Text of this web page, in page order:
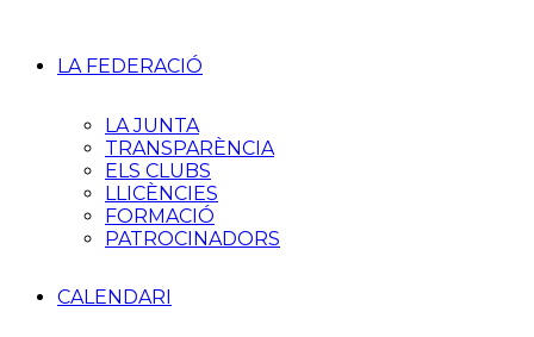
LA FEDERACIÓ
LA JUNTA
TRANSPARÈNCIA
ELS CLUBS
LLICÈNCIES
FORMACIÓ
PATROCINADORS
CALENDARI